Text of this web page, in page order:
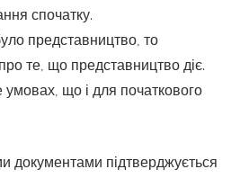
спочатку.
представництво, то
те, що представництво діє.
що і для початкового
документами підтверджується